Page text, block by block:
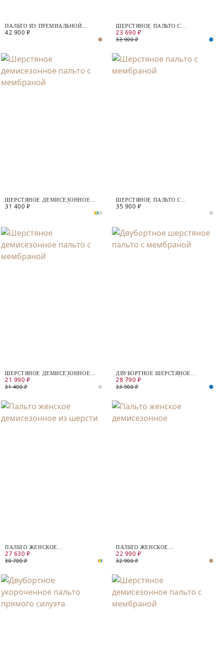
ПАЛЬТО ИЗ ПРЕМИАЛЬНОЙ
ШЕРСТИ С ДОБАВЛЕНИЕМ
42 900 ₽
ШЕРСТЯНОЕ ПАЛЬТО С
МЕМБРАНОЙ
23 690 ₽
33 900 ₽
ШЕРСТЯНОЕ ДЕМИСЕЗОННОЕ
ПАЛЬТО С МЕМБРАНОЙ
31 400 ₽
ШЕРСТЯНОЕ ПАЛЬТО С
МЕМБРАНОЙ
35 900 ₽
ШЕРСТЯНОЕ ДЕМИСЕЗОННОЕ
ПАЛЬТО С МЕМБРАНОЙ
21 990 ₽
31 400 ₽
ДВУБОРТНОЕ ШЕРСТЯНОЕ
ПАЛЬТО С МЕМБРАНОЙ
28 790 ₽
33 900 ₽
ПАЛЬТО ЖЕНСКОЕ
ДЕМИСЕЗОННОЕ ИЗ ШЕРСТИ
27 630 ₽
30 700 ₽
ПАЛЬТО ЖЕНСКОЕ
ДЕМИСЕЗОННОЕ
22 990 ₽
32 900 ₽